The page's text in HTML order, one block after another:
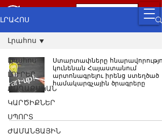
ԼՐԱՀՈՍ
Լրահոս
ԼՈՒՐԵՐ
ՔԱՂԱՔԱԿԱՆ
ԿԱՐԾԻՔՆԵՐ
ՍՊՈՐՏ
ԺԱՄԱՆՑԱՅԻՆ
Լրահոս
Ստարտափները
կունենան Հայաստանում
արտոնագրելու իրենց ստեղծած
համակարգչային ծրագրերը